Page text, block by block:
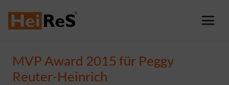
MVP Award 2015 für Peggy
Reuter-Heinrich